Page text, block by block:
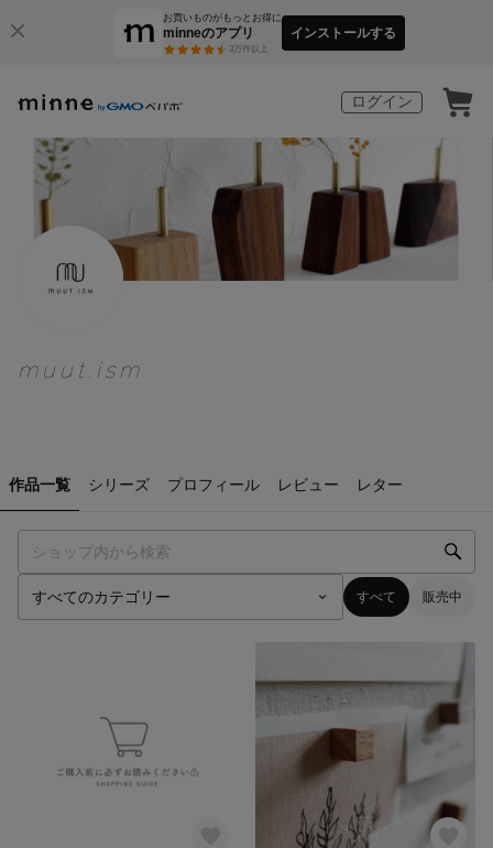
お買いものがもっとお得に
minneのアプリ
3万件以上
インストールする
ログイン
muut.ism
作品一覧 シリーズ プロフィール レビュー レター
すべて 販売中